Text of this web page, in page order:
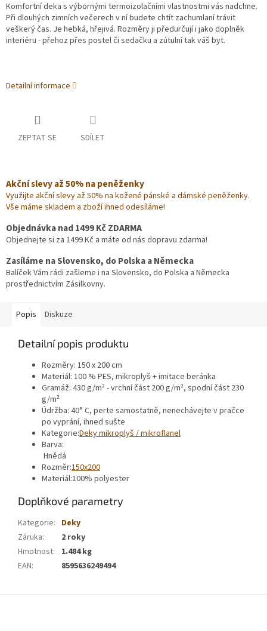
Komfortní deka s výbornými termoizolačními vlastnostmi vás nadchne.
Při dlouhých zimních večerech v ní budete chtít zachumlaní trávit
veškerý čas. Je hebká, hřejivá. Rozměry ji předurčují i jako doplněk
interiéru - přehoz přes postel či sedačku a zútulní tak váš byt.
Detailní informace
ZEPTAT SE SDÍLET
Akční slevy až 50% na peněženky
Využijte akční slevy až 50% na kožené pánské a dámské peněženky.
Vše máme skladem a zboží ihned odesíláme!
Objednávka nad 1499 Kč ZDARMA
Objednejte si za 1499 Kč a máte od nás dopravu zdarma!
Zasíláme na Slovensko, do Polska a Německa
Balíček Vám rádi zašleme i na Slovensko, do Polska a Německa
prostřednictvím Zásilkovny.
Popis Diskuze
Detailní popis produktu
Rozměry: 150 x 200 cm
Materiál: 100 % PES, mikroplyš + imitace beránka
Gramáž: 430 g/m² - vrchní část 200 g/m², spodní část 230
g/m²
Údržba: 40° C, perte samostatně, nenechávejte v pračce
po vyprání, ihned sušte
Kategorie:Deky mikroplyš / mikroflanel
Barva:
Hnědá
Rozměr:150x200
Materiál:100% polyester
Doplňkové parametry
Kategorie: Deky
Záruka:
2 roky
Hmotnost:
1.484 kg
EAN: 8595636249494